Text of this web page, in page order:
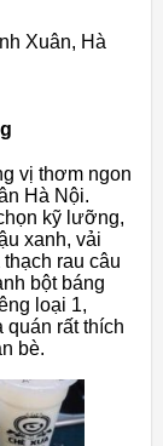
Xuân, Hà
vị thơm ngon
Hà Nội.
kỹ lưỡng,
xanh, vải
rau câu
bột báng
loại 1,
quán rất thích
bè.